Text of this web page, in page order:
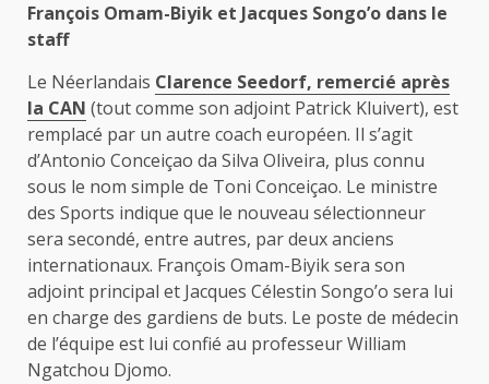
François Omam-Biyik et Jacques Songo’o dans le
staff
Le Néerlandais Clarence Seedorf, remercié après
la CAN (tout comme son adjoint Patrick Kluivert), est
remplacé par un autre coach européen. Il s’agit
d’Antonio Conceiçao da Silva Oliveira, plus connu
sous le nom simple de Toni Conceiçao. Le ministre
des Sports indique que le nouveau sélectionneur
sera secondé, entre autres, par deux anciens
internationaux. François Omam-Biyik sera son
adjoint principal et Jacques Célestin Songo’o sera lui
en charge des gardiens de buts. Le poste de médecin
de l’équipe est lui confié au professeur William
Ngatchou Djomo.